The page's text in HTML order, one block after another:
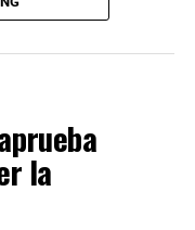
Oriente
y el
no se
y el cadáver
en espera de
investigaciones.
la